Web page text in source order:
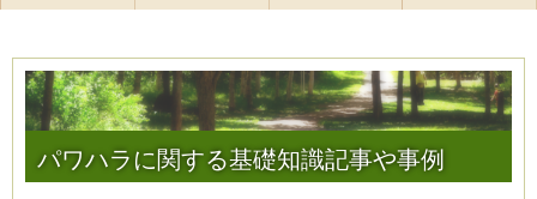
パワハラに関する基礎知識記事や事例